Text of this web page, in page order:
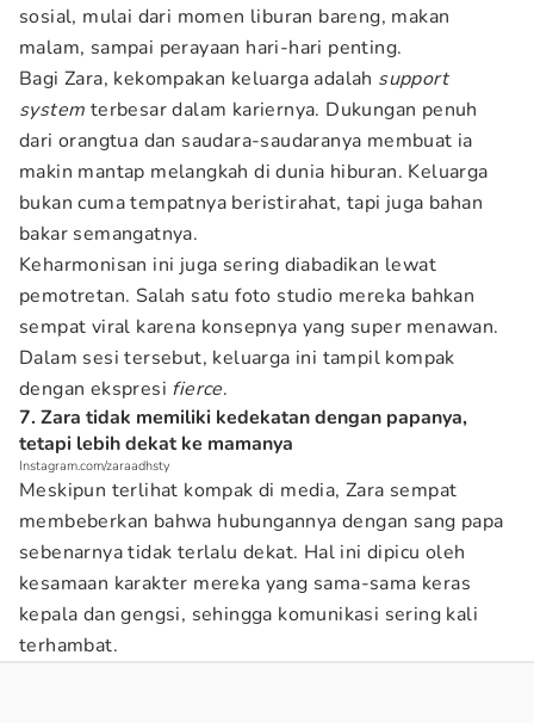
sosial, mulai dari momen liburan bareng, makan
malam, sampai perayaan hari-hari penting.
Bagi Zara, kekompakan keluarga adalah support
system terbesar dalam kariernya. Dukungan penuh
dari orangtua dan saudara-saudaranya membuat ia
makin mantap melangkah di dunia hiburan. Keluarga
bukan cuma tempatnya beristirahat, tapi juga bahan
bakar semangatnya.
Keharmonisan ini juga sering diabadikan lewat
pemotretan. Salah satu foto studio mereka bahkan
sempat viral karena konsepnya yang super menawan.
Dalam sesi tersebut, keluarga ini tampil kompak
dengan ekspresi fierce.
7. Zara tidak memiliki kedekatan dengan papanya,
tetapi lebih dekat ke mamanya
Instagram.com/zaraadhsty
Meskipun terlihat kompak di media, Zara sempat
membeberkan bahwa hubungannya dengan sang papa
sebenarnya tidak terlalu dekat. Hal ini dipicu oleh
kesamaan karakter mereka yang sama-sama keras
kepala dan gengsi, sehingga komunikasi sering kali
terhambat.